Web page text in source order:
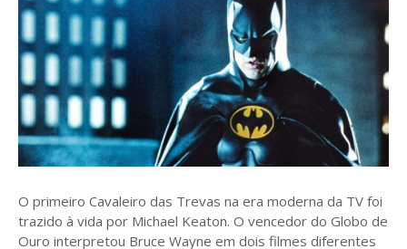
O primeiro Cavaleiro das Trevas na era moderna da TV foi
trazido à vida por Michael Keaton. O vencedor do Globo de
Ouro interpretou Bruce Wayne em dois filmes diferentes